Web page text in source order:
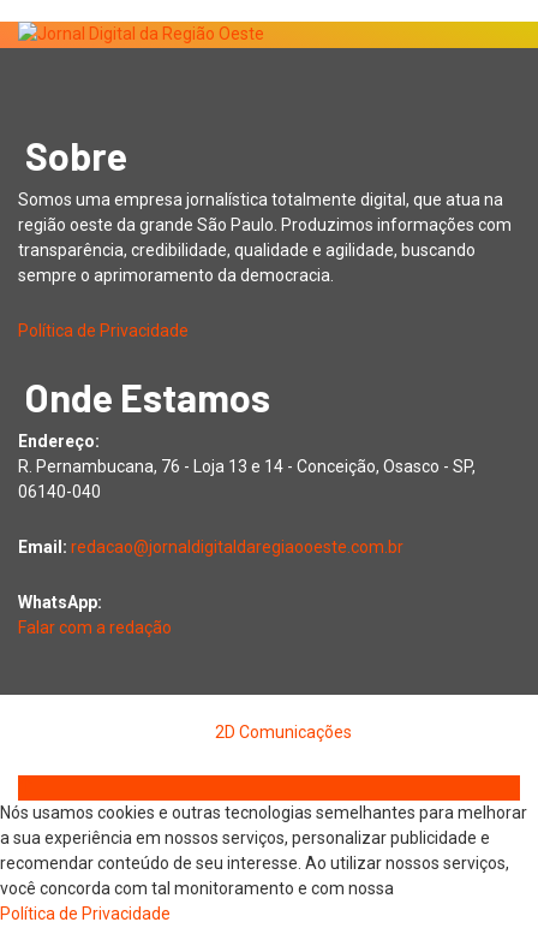
Sobre
Somos uma empresa jornalística totalmente digital, que atua na
região oeste da grande São Paulo. Produzimos informações com
transparência, credibilidade, qualidade e agilidade, buscando
sempre o aprimoramento da democracia.
Política de Privacidade
Onde Estamos
Endereço:
R. Pernambucana, 76 - Loja 13 e 14 - Conceição, Osasco - SP,
06140-040
Email: redacao@jornaldigitaldaregiaooeste.com.br
WhatsApp:
Falar com a redação
2D Comunicações
Nós usamos cookies e outras tecnologias semelhantes para melhorar
a sua experiência em nossos serviços, personalizar publicidade e
recomendar conteúdo de seu interesse. Ao utilizar nossos serviços,
você concorda com tal monitoramento e com nossa
Política de Privacidade